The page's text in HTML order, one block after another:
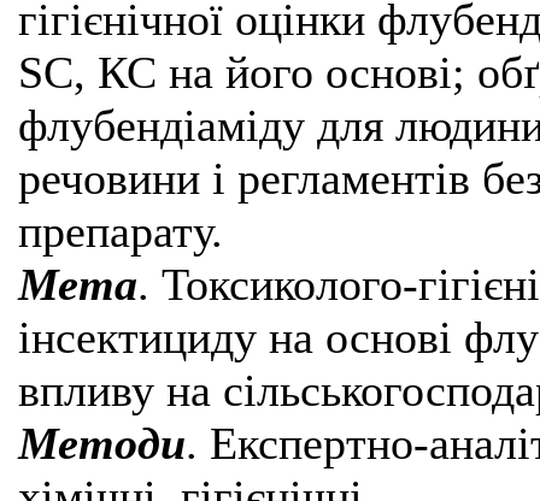
гігієнічної оцінки
SC, КС на його основі;
флубендіаміду для
речовини і регламентів
препарату.
Мета. Токсиколого-
інсектициду на основі
впливу на
Методи. Експертно-